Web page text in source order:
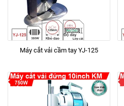
Máy cắt vải cầm tay YJ-125